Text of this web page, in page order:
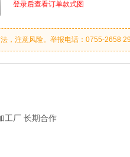
登录后查看订单款式图
，注意风险。举报电话：0755-2658
工厂 长期合作